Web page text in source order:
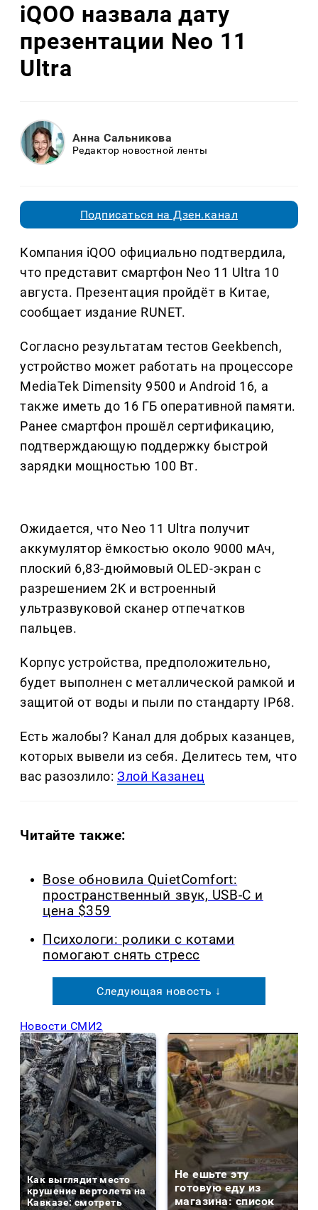
iQOO назвала дату
презентации Neo 11
Ultra
Анна Сальникова
Редактор новостной ленты
Подписаться на Дзен.канал
Компания iQOO официально подтвердила,
что представит смартфон Neo 11 Ultra 10
августа. Презентация пройдёт в Китае,
сообщает издание RUNET.
Согласно результатам тестов Geekbench,
устройство может работать на процессоре
MediaTek Dimensity 9500 и Android 16, а
также иметь до 16 ГБ оперативной памяти.
Ранее смартфон прошёл сертификацию,
подтверждающую поддержку быстрой
зарядки мощностью 100 Вт.
Ожидается, что Neo 11 Ultra получит
аккумулятор ёмкостью около 9000 мАч,
плоский 6,83-дюймовый OLED-экран с
разрешением 2K и встроенный
ультразвуковой сканер отпечатков
пальцев.
Корпус устройства, предположительно,
будет выполнен с металлической рамкой и
защитой от воды и пыли по стандарту IP68.
Есть жалобы? Канал для добрых казанцев,
которых вывели из себя. Делитеcь тем, что
вас разозлило:Злой Казанец
Читайте также:
Bose обновила QuietComfort:
пространственный звук, USB-C и
цена $359
Психологи: ролики с котами
помогают снять стресс
Следующая новость ↓
Новости СМИ2
Как выглядит место
крушение вертолета на
Кавказе: смотреть
Не ешьте эту
готовую еду из
магазина: список